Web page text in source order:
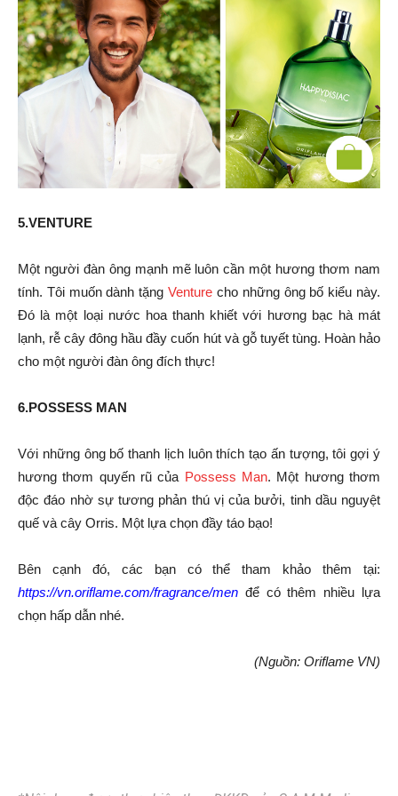
5.VENTURE
Một người đàn ông mạnh mẽ luôn cần một hương thơm nam
tính. Tôi muốn dành tặngVenture cho những ông bố kiểu này.
Đó là một loại nước hoa thanh khiết với hương bạc hà mát
lạnh, rễ cây đông hầu đầy cuốn hút và gỗ tuyết tùng. Hoàn hảo
cho một người đàn ông đích thực!
6.POSSESS MAN
Với những ông bố thanh lịch luôn thích tạo ấn tượng, tôi gợi ý
hương thơm quyến rũ của Possess Man. Một hương thơm
độc đáo nhờ sự tương phản thú vị của bưởi, tinh dầu nguyệt
quế và cây Orris. Một lựa chọn đầy táo bạo!
Bên cạnh đó, các bạn có thể tham khảo thêm tại:
https://vn.oriflame.com/fragrance/men để có thêm nhiều lựa
chọn hấp dẫn nhé.
(Nguồn: Oriflame VN)